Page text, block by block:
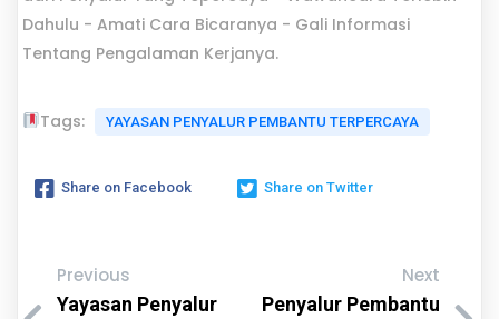
Dahulu - Amati Cara Bicaranya - Gali Informasi
Tentang Pengalaman Kerjanya.
Tags: YAYASAN PENYALUR PEMBANTU TERPERCAYA
Share on Facebook Share on Twitter
Previous
Yayasan Penyalur
Next
Penyalur Pembantu